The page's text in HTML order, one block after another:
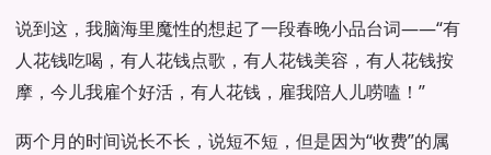
说到这，我脑海里魔性的想起了一段春晚小品台词——“有
人花钱吃喝，有人花钱点歌，有人花钱美容，有人花钱按
摩，今儿我雇个好活，有人花钱，雇我陪人儿唠嗑！”
两个月的时间说长不长，说短不短，但是因为“收费”的属